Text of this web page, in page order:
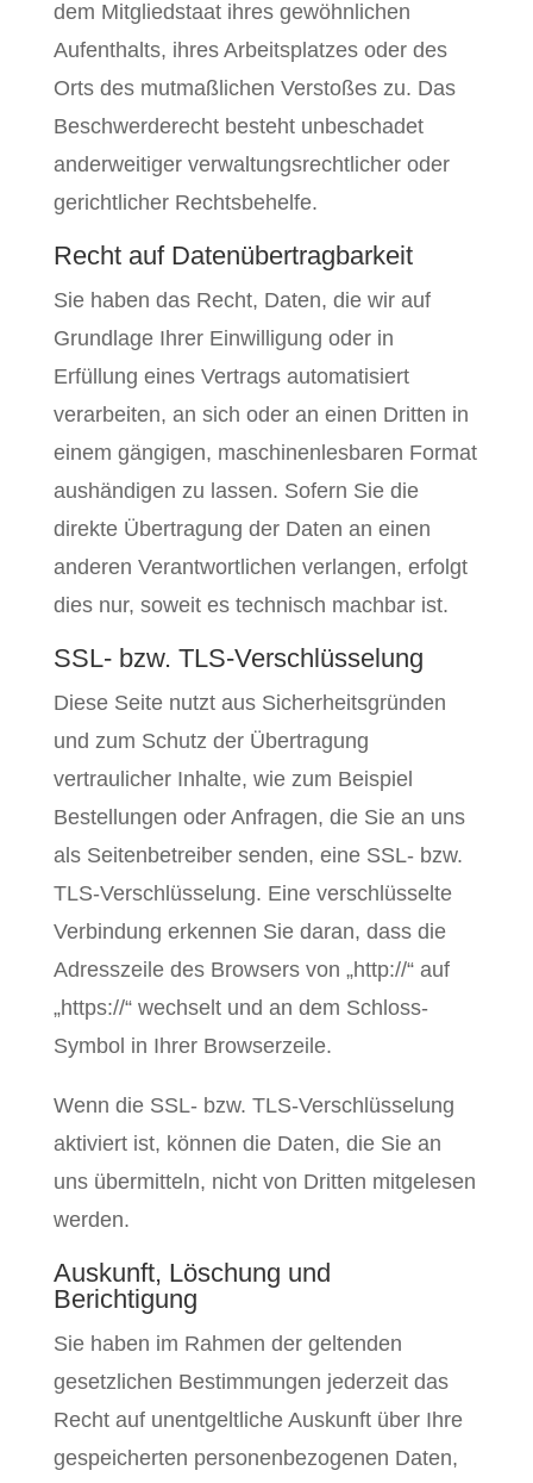
dem Mitgliedstaat ihres gewöhnlichen
Aufenthalts, ihres Arbeitsplatzes oder des
Orts des mutmaßlichen Verstoßes zu. Das
Beschwerderecht besteht unbeschadet
anderweitiger verwaltungsrechtlicher oder
gerichtlicher Rechtsbehelfe.
Recht auf Daten­übertrag­barkeit
Sie haben das Recht, Daten, die wir auf
Grundlage Ihrer Einwilligung oder in
Erfüllung eines Vertrags automatisiert
verarbeiten, an sich oder an einen Dritten in
einem gängigen, maschinenlesbaren Format
aushändigen zu lassen. Sofern Sie die
direkte Übertragung der Daten an einen
anderen Verantwortlichen verlangen, erfolgt
dies nur, soweit es technisch machbar ist.
SSL- bzw. TLS-Verschlüsselung
Diese Seite nutzt aus Sicherheitsgründen
und zum Schutz der Übertragung
vertraulicher Inhalte, wie zum Beispiel
Bestellungen oder Anfragen, die Sie an uns
als Seitenbetreiber senden, eine SSL- bzw.
TLS-Verschlüsselung. Eine verschlüsselte
Verbindung erkennen Sie daran, dass die
Adresszeile des Browsers von „http://“ auf
„https://“ wechselt und an dem Schloss-
Symbol in Ihrer Browserzeile.
Wenn die SSL- bzw. TLS-Verschlüsselung
aktiviert ist, können die Daten, die Sie an
uns übermitteln, nicht von Dritten mitgelesen
werden.
Auskunft, Löschung und
Berichtigung
Sie haben im Rahmen der geltenden
gesetzlichen Bestimmungen jederzeit das
Recht auf unentgeltliche Auskunft über Ihre
gespeicherten personenbezogenen Daten,